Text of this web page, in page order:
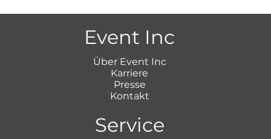
Event Inc
Über Event Inc
Karriere
Presse
Kontakt
Service